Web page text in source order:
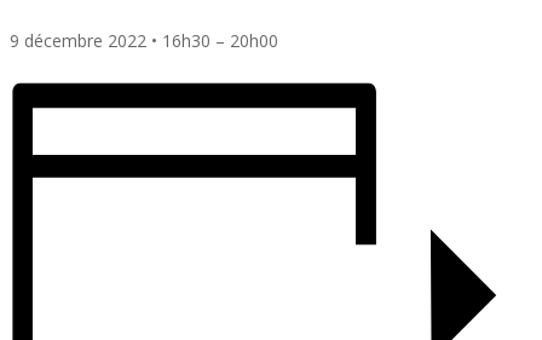
9 décembre 2022 • 16h30 – 20h00